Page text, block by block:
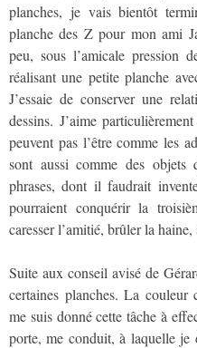
planches, je vais bientôt
planche des Z pour mon ami
peu, sous l’amicale pression
réalisant une petite planche
J’essaie de conserver une
dessins. J’aime
peuvent pas l’être comme les
sont aussi comme des objets
phrases, dont il faudrait
pourraient conquérir la
caresser l’amitié, brûler la haine,
Suite aux conseil avisé de
certaines planches. La couleur
me suis donné cette tâche à
porte, me conduit, à laquelle